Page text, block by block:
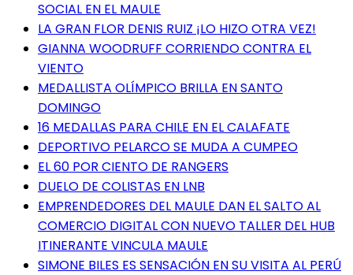
SOCIAL EN EL MAULE
LA GRAN FLOR DENIS RUIZ ¡LO HIZO OTRA VEZ!
GIANNA WOODRUFF CORRIENDO CONTRA EL
VIENTO
MEDALLISTA OLÍMPICO BRILLA EN SANTO
DOMINGO
16 MEDALLAS PARA CHILE EN EL CALAFATE
DEPORTIVO PELARCO SE MUDA A CUMPEO
EL 60 POR CIENTO DE RANGERS
DUELO DE COLISTAS EN LNB
EMPRENDEDORES DEL MAULE DAN EL SALTO AL
COMERCIO DIGITAL CON NUEVO TALLER DEL HUB
ITINERANTE VINCULA MAULE
SIMONE BILES ES SENSACIÓN EN SU VISITA AL PERÚ